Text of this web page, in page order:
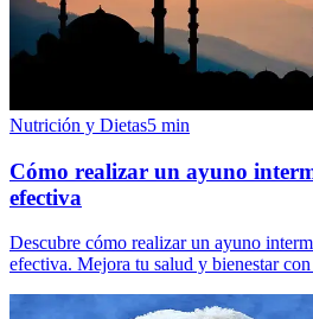
Nutrición y Dietas5 min
Cómo realizar un ayuno
efectiva
Descubre cómo realizar un ayuno
efectiva. Mejora tu salud y bienestar con